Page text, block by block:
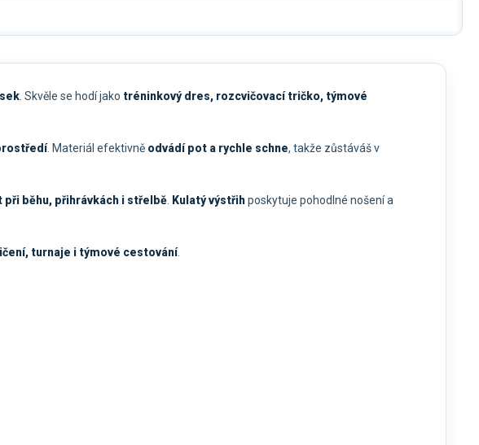
. Skvěle se hodí jako tréninkový dres, rozcvičovací tričko, týmové
. Materiál efektivně odvádí pot a rychle schne, takže zůstáváš v
při běhu, přihrávkách i střelbě. Kulatý výstřihposkytuje pohodlné nošení a
turnaje i týmové cestování.